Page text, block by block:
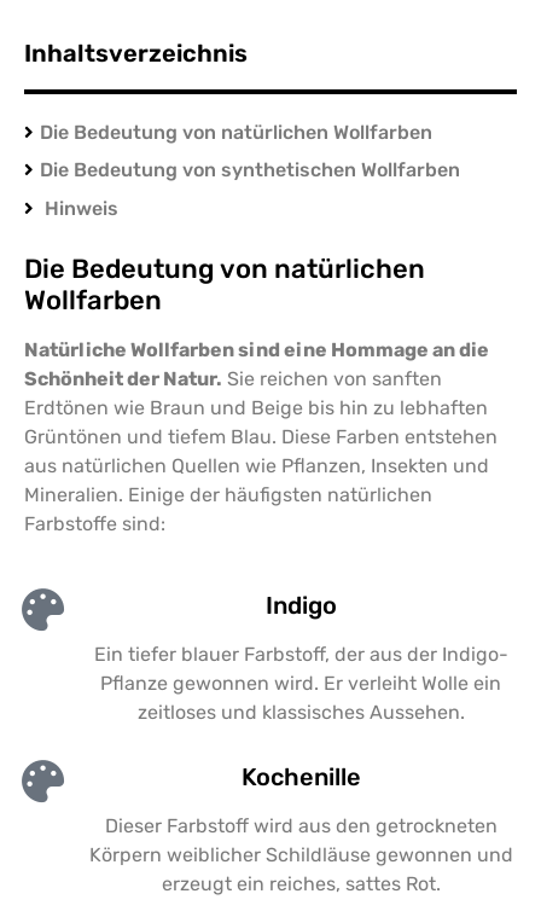
Inhaltsverzeichnis
Die Bedeutung von natürlichen Wollfarben
Die Bedeutung von synthetischen Wollfarben
Hinweis
Die Bedeutung von natürlichen
Wollfarben
Natürliche Wollfarben sind eine Hommage an die
Schönheit der Natur. Sie reichen von sanften
Erdtönen wie Braun und Beige bis hin zu lebhaften
Grüntönen und tiefem Blau. Diese Farben entstehen
aus natürlichen Quellen wie Pflanzen, Insekten und
Mineralien. Einige der häufigsten natürlichen
Farbstoffe sind:
Indigo
Ein tiefer blauer Farbstoff, der aus der Indigo-
Pflanze gewonnen wird. Er verleiht Wolle ein
zeitloses und klassisches Aussehen.
Kochenille
Dieser Farbstoff wird aus den getrockneten
Körpern weiblicher Schildläuse gewonnen und
erzeugt ein reiches, sattes Rot.